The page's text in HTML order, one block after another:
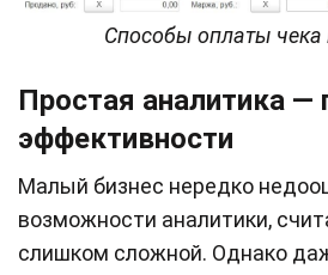
Способы оплаты чека
Простая аналитика —
эффективности
Малый бизнес нередко
возможности аналитики,
слишком сложной. Однако